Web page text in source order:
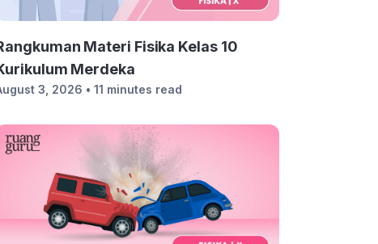
Materi Fisika Kelas 10
Merdeka
3, 2026 • 11 minutes read